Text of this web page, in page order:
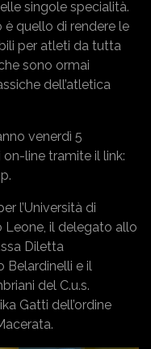
singole specialità.
è quello di rendere le
per atleti da tutta
sono ormai
dell’atletica
venerdì 5
line tramite il link:
.
l’Università di
Leone, il delegato allo
Diletta
Belardinelli e il
del C.u.s.
Gatti dell’ordine